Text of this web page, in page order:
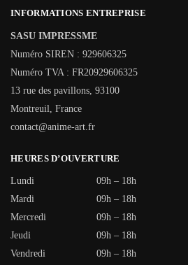
INFORMATIONS ENTREPRISE
SASU IMPRESSME
Numéro SIREN : 929606325
Numéro TVA : FR20929606325
13 rue des pavillons, 93100
Montreuil, France
contact@anime-art.fr
HEURES D’OUVERTURE
Lundi
09h – 18h
Mardi
09h – 18h
Mercredi
09h – 18h
Jeudi
09h – 18h
Vendredi
09h – 18h